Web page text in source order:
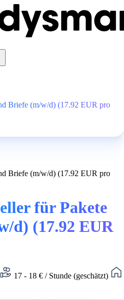
Briefe (m/w/d) (17.92 EUR pro
Briefe (m/w/d) (17.92 EUR pro
für Pakete
d) (17.92 EUR
17 - 18 € / Stunde (geschätzt)